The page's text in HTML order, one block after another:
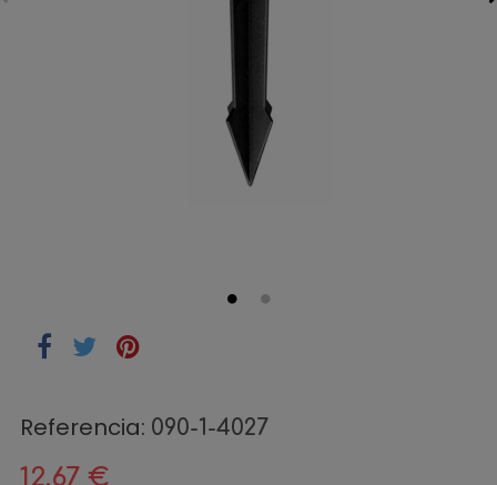
Referencia: 090-1-4027
12,67 €